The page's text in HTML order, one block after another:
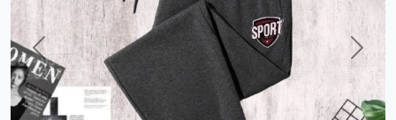
Previous Next